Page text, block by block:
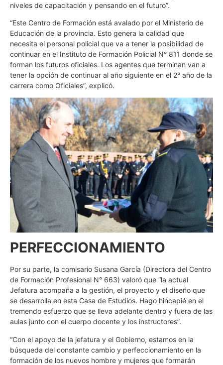
niveles de capacitación y pensando en el futuro”.
“Este Centro de Formación está avalado por el Ministerio de
Educación de la provincia. Esto genera la calidad que
necesita el personal policial que va a tener la posibilidad de
continuar en el Instituto de Formación Policial N° 811 donde se
forman los futuros oficiales. Los agentes que terminan van a
tener la opción de continuar al año siguiente en el 2° año de la
carrera como Oficiales”, explicó.
PERFECCIONAMIENTO
Por su parte, la comisario Susana García (Directora del Centro
de Formación Profesional N° 663) valoró que “la actual
Jefatura acompaña a la gestión, el proyecto y el diseño que
se desarrolla en esta Casa de Estudios. Hago hincapié en el
tremendo esfuerzo que se lleva adelante dentro y fuera de las
aulas junto con el cuerpo docente y los instructores”.
“Con el apoyo de la jefatura y el Gobierno, estamos en la
búsqueda del constante cambio y perfeccionamiento en la
formación de los nuevos hombre y mujeres que formarán